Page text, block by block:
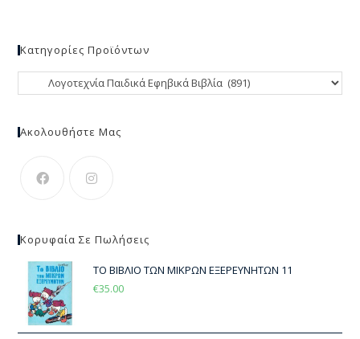
Κατηγορίες Προϊόντων
Ακολουθήστε Μας
Κορυφαία Σε Πωλήσεις
ΤΟ ΒΙΒΛΙΟ ΤΩΝ ΜΙΚΡΩΝ ΕΞΕΡΕΥΝΗΤΩΝ 11
€35.00